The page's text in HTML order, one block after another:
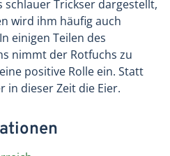
Trickser dargestellt,
wird ihm häufig auch
einigen Teilen des
nimmt der Rotfuchs zu
positive Rolle ein. Statt
in dieser Zeit die Eier.